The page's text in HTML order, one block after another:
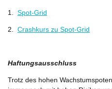
1. Spot-Grid
2. Crashkurs zu Spot-Grid
Haftungsausschluss
Trotz des hohen